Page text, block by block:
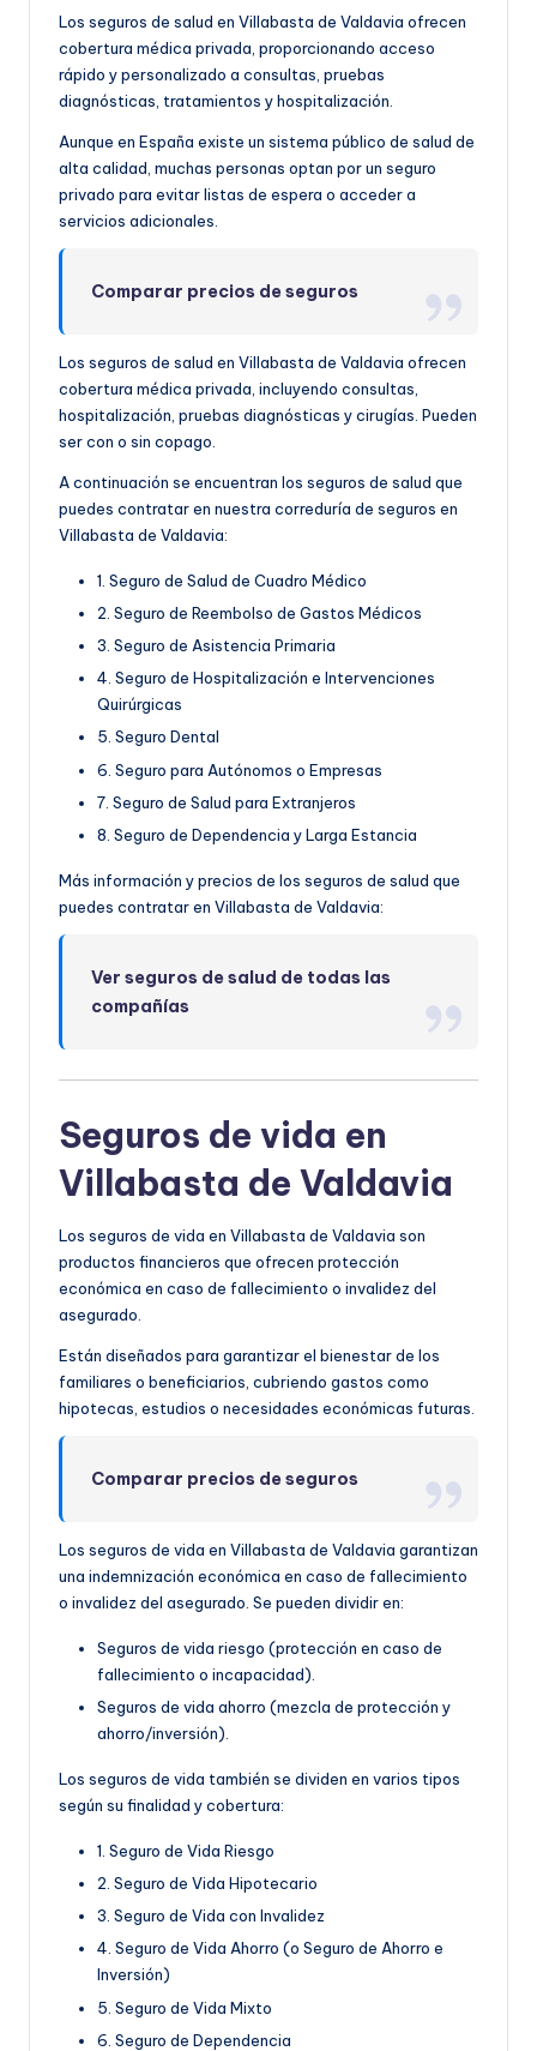
Los seguros de salud en Villabasta de Valdavia ofrecen
cobertura médica privada, proporcionando acceso
rápido y personalizado a consultas, pruebas
diagnósticas, tratamientos y hospitalización.
Aunque en España existe un sistema público de salud de
alta calidad, muchas personas optan por un seguro
privado para evitar listas de espera o acceder a
servicios adicionales.
Comparar precios de seguros
Los seguros de salud en Villabasta de Valdavia ofrecen
cobertura médica privada, incluyendo consultas,
hospitalización, pruebas diagnósticas y cirugías. Pueden
ser con o sin copago.
A continuación se encuentran los seguros de salud que
puedes contratar en nuestra correduría de seguros en
Villabasta de Valdavia:
1. Seguro de Salud de Cuadro Médico
2. Seguro de Reembolso de Gastos Médicos
3. Seguro de Asistencia Primaria
4. Seguro de Hospitalización e Intervenciones
Quirúrgicas
5. Seguro Dental
6. Seguro para Autónomos o Empresas
7. Seguro de Salud para Extranjeros
8. Seguro de Dependencia y Larga Estancia
Más información y precios de los seguros de salud que
puedes contratar en Villabasta de Valdavia:
Ver seguros de salud de todas las
compañías
Seguros de vida en
Villabasta de Valdavia
Los seguros de vida en Villabasta de Valdavia son
productos financieros que ofrecen protección
económica en caso de fallecimiento o invalidez del
asegurado.
Están diseñados para garantizar el bienestar de los
familiares o beneficiarios, cubriendo gastos como
hipotecas, estudios o necesidades económicas futuras.
Comparar precios de seguros
Los seguros de vida en Villabasta de Valdavia garantizan
una indemnización económica en caso de fallecimiento
o invalidez del asegurado. Se pueden dividir en:
Seguros de vida riesgo (protección en caso de
fallecimiento o incapacidad).
Seguros de vida ahorro (mezcla de protección y
ahorro/inversión).
Los seguros de vida también se dividen en varios tipos
según su finalidad y cobertura:
1. Seguro de Vida Riesgo
2. Seguro de Vida Hipotecario
3. Seguro de Vida con Invalidez
4. Seguro de Vida Ahorro (o Seguro de Ahorro e
Inversión)
5. Seguro de Vida Mixto
6. Seguro de Dependencia